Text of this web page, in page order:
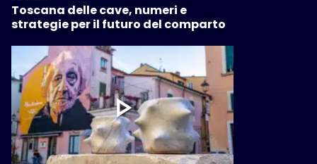
Toscana delle cave, numeri e
strategie per il futuro del comparto